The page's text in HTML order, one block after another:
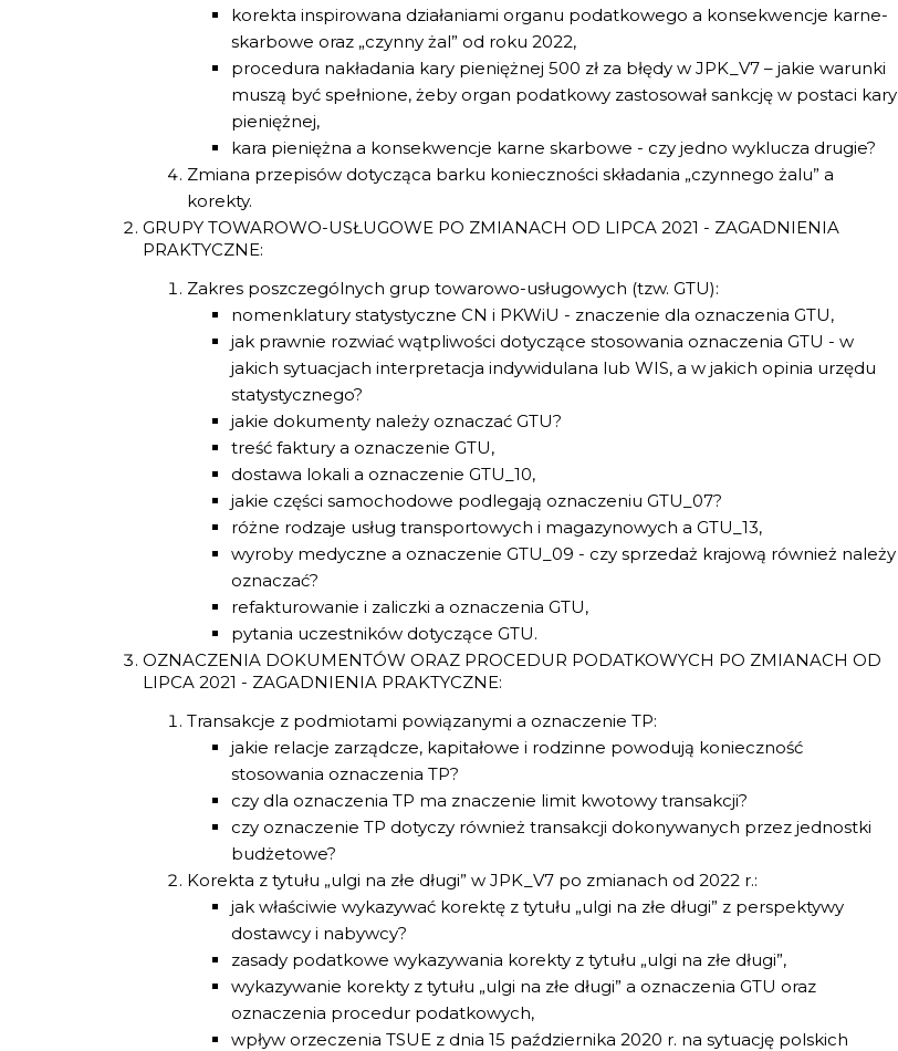
korekta inspirowana działaniami organu podatkowego a konsekwencje karne-
skarbowe oraz „czynny żal” od roku 2022,
procedura nakładania kary pieniężnej 500 zł za błędy w JPK_V7 – jakie warunki
muszą być spełnione, żeby organ podatkowy zastosował sankcję w postaci kary
pieniężnej,
kara pieniężna a konsekwencje karne skarbowe - czy jedno wyklucza drugie?
Zmiana przepisów dotycząca barku konieczności składania „czynnego żalu” a
korekty.
GRUPY TOWAROWO-USŁUGOWE PO ZMIANACH OD LIPCA 2021 - ZAGADNIENIA
PRAKTYCZNE:
Zakres poszczególnych grup towarowo-usługowych (tzw. GTU):
nomenklatury statystyczne CN i PKWiU - znaczenie dla oznaczenia GTU,
jak prawnie rozwiać wątpliwości dotyczące stosowania oznaczenia GTU - w
jakich sytuacjach interpretacja indywidulana lub WIS, a w jakich opinia urzędu
statystycznego?
jakie dokumenty należy oznaczać GTU?
treść faktury a oznaczenie GTU,
dostawa lokali a oznaczenie GTU_10,
jakie części samochodowe podlegają oznaczeniu GTU_07?
różne rodzaje usług transportowych i magazynowych a GTU_13,
wyroby medyczne a oznaczenie GTU_09 - czy sprzedaż krajową również należy
oznaczać?
refakturowanie i zaliczki a oznaczenia GTU,
pytania uczestników dotyczące GTU.
OZNACZENIA DOKUMENTÓW ORAZ PROCEDUR PODATKOWYCH PO ZMIANACH OD
LIPCA 2021 - ZAGADNIENIA PRAKTYCZNE:
Transakcje z podmiotami powiązanymi a oznaczenie TP:
jakie relacje zarządcze, kapitałowe i rodzinne powodują konieczność
stosowania oznaczenia TP?
czy dla oznaczenia TP ma znaczenie limit kwotowy transakcji?
czy oznaczenie TP dotyczy również transakcji dokonywanych przez jednostki
budżetowe?
Korekta z tytułu „ulgi na złe długi” w JPK_V7 po zmianach od 2022 r.:
jak właściwie wykazywać korektę z tytułu „ulgi na złe długi” z perspektywy
dostawcy i nabywcy?
zasady podatkowe wykazywania korekty z tytułu „ulgi na złe długi”,
wykazywanie korekty z tytułu „ulgi na złe długi” a oznaczenia GTU oraz
oznaczenia procedur podatkowych,
wpływ orzeczenia TSUE z dnia 15 października 2020 r. na sytuację polskich